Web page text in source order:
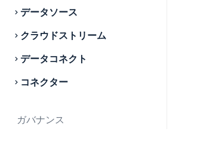
データソース
クラウドストリーム
データコネクト
コネクター
ガバナンス